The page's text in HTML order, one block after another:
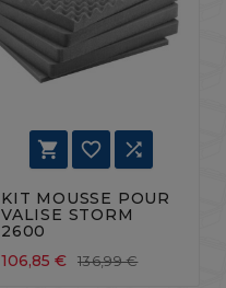
  
KIT MOUSSE POUR
VALISE STORM
2600
106,85 €
136,99 €